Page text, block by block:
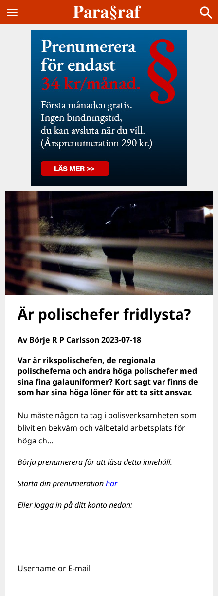
Är polischefer fridlysta?
Av Börje R P Carlsson 2023-07-18
Var är rikspolischefen, de regionala
polischeferna och andra höga polischefer med
sina fina galauniformer? Kort sagt var finns de
som har sina höga löner för att ta sitt ansvar.
Nu måste någon ta tag i polisverksamheten som
blivit en bekväm och välbetald arbetsplats för
höga ch...
Börja prenumerera för att läsa detta innehåll.
Starta din prenumerationhär
Eller logga in på ditt konto nedan:
Username or E-mail